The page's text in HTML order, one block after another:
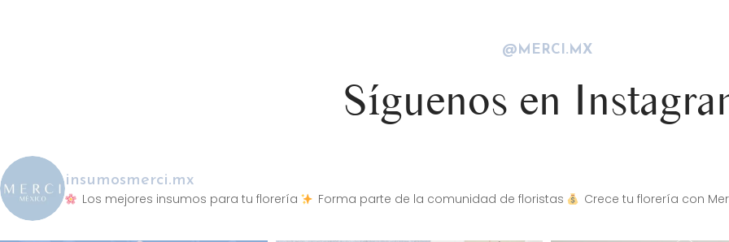
@MERCI.MX
Síguenos en
insumosmerci.mx
Los mejores insumos para tu florería
Forma parte de la comunidad de floristas Crece tu florería con